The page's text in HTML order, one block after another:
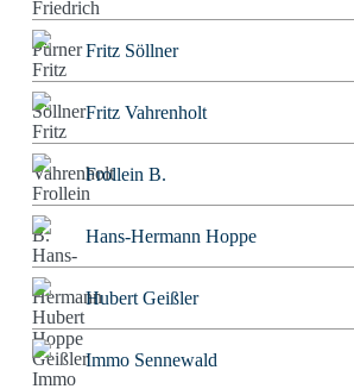
Fritz Söllner
Fritz Vahrenholt
Frollein B.
Hans-Hermann Hoppe
Hubert Geißler
Immo Sennewald